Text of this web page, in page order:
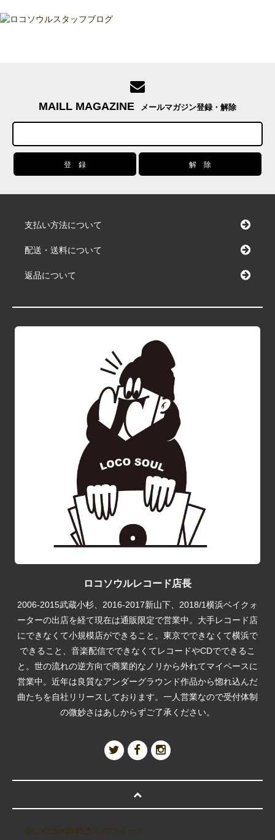
MAILL MAGAZINE メールマガジン登録・解除
支払い方法について
配送・送料について
返品について
ロコソウルレコード店長
2006-2015武蔵小杉、2016-2017新山下、2018/1横浜ベイクォ
ーターの出店を経て現在は通販限定で営業中。大手レコード店
にできなくて小規模店ができること。東京でできなくて横浜で
できること、音楽配信でできなくてレコードやCDでできるこ
と。世の流れの逆方向で商業的なノリから外れてマイペースに
営業中。近年は良質なアンダーグラウンド作品から惚れ込んだ
曲たちを自社リリースしております。一人営業なので受付体制
の微妙さはあしからずご了承ください。
@LocoSoul045さんのツイート